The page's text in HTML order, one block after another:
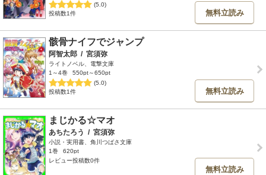
(5.0)
投稿数1件
無料立読み
骸骨ナイフでジャンプ
阿智太郎 / 宮須弥
ライトノベル、電撃文庫
1～4巻
550pt～650pt
(5.0)
投稿数1件
無料立読み
まじかる☆マオ
あちたろう / 宮須弥
小説・実用書、角川つばさ文庫
1巻
620pt
レビュー投稿数0件
無料立読み